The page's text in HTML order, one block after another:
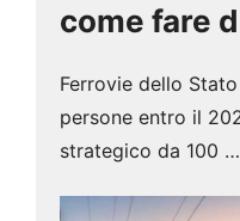
come fare
Ferrovie dello
persone entro il
strategico da 100 …